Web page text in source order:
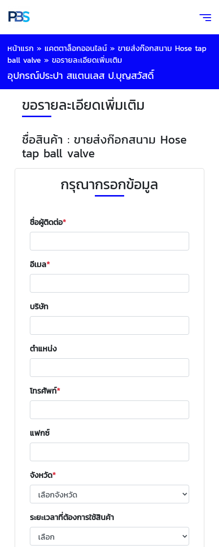
หน้าแรก » แคตตาล็อกออนไลน์ » ขายส่งก๊อกสนาม Hose tap
ball valve » ขอรายละเอียดเพิ่มเติม
อุปกรณ์ประปา สแตนเลส ป.บุญสวัสดิ์
ขอรายละเอียดเพิ่มเติม
ชื่อสินค้า : ขายส่งก๊อกสนาม Hose
tap ball valve
กรุณากรอกข้อมูล
ชื่อผู้ติดต่อ
อีเมล
บริษัท
ตำแหน่ง
โทรศัพท์
แฟกซ์
จังหวัด
ระยะเวลาที่ต้องการใช้สินค้า